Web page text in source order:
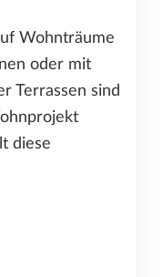
Wohnträume
oder mit
Terrassen sind
diese